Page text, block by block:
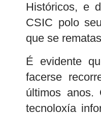
Históricos, e
CSIC polo
que se
É evidente
facerse
últimos anos.
tecnoloxía